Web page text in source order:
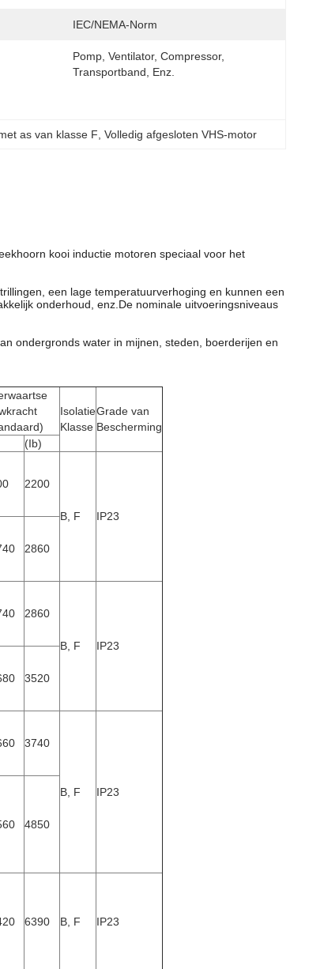
IEC/NEMA-Norm
Pomp, Ventilator, Compressor,
Transportband, Enz.
as van klasse F , Volledig afgesloten VHS-motor
kooi inductie motoren speciaal voor het
een lage temperatuurverhoging en kunnen een
onderhoud, enz.De nominale uitvoeringsniveaus
ondergronds water in mijnen, steden, boerderijen en
Isolatie
Klasse
Grade van
Bescherming
(Ib)
2200
B, F IP23
2860
2860
B, F IP23
3520
3740
B, F IP23
4850
6390 B, F IP23